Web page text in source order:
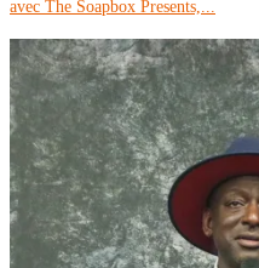
avec The Soapbox Presents,...